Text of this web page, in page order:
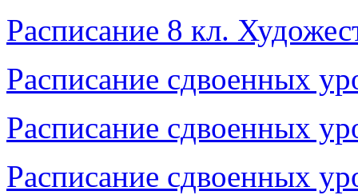
Расписаниe 8 кл.
Расписание сдвоенных
Расписание сдвоенных
Расписание сдвоенных